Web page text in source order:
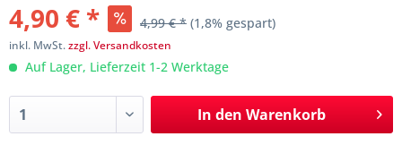
4,90 € * 4,99 € * (1,8% gespart)
inkl. MwSt.zzgl. Versandkosten
Auf Lager, Lieferzeit 1-2 Werktage
In den Warenkorb